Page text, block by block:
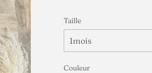
Taille
Couleur